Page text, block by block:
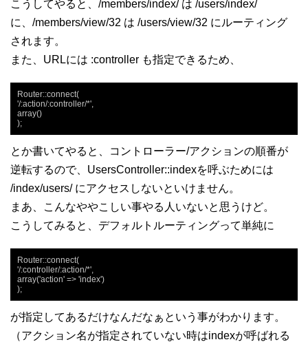
こうしてやると、/members/index/ は /users/index/
に、/members/view/32 は /users/view/32 にルーティング
されます。
また、URLには :controller も指定できるため、
Router::connect(
'/:action/:controller/*',
array()
);
とか書いてやると、コントローラー/アクションの順番が
逆転するので、UsersController::indexを呼ぶためには
/index/users/ にアクセスしないといけません。
まあ、こんなややこしい事やる人いないと思うけど。
こうしてみると、デフォルトルーティングって単純に
Router::connect(
'/:controller/:action/*',
array('action' => 'index')
);
が指定してあるだけなんだなぁという事がわかります。
（アクション名が指定されていない時はindexが呼ばれる